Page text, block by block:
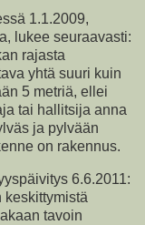
1.1.2009,
lukee seuraavasti:
rajasta
yhtä suuri kuin
5 metriä, ellei
tai hallitsija anna
ja pylvään
on rakennus.
6.6.2011:
keskittymistä
tavoin